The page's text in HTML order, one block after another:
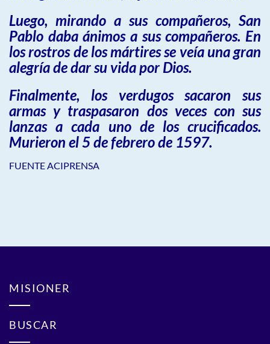
Luego, mirando a sus compañeros, San
Pablo daba ánimos a sus compañeros. En
los rostros de los mártires se veía una gran
alegría de dar su vida por Dios.
Finalmente, los verdugos sacaron sus
armas y traspasaron dos veces con sus
lanzas a cada uno de los crucificados.
Murieron el 5 de febrero de 1597.
FUENTE ACIPRENSA
MISIONER
BUSCAR